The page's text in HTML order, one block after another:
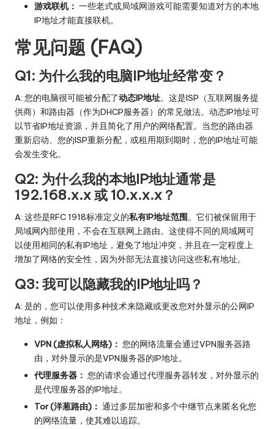
游戏联机： 一些老式或局域网游戏可能需要知道对方的本地
IP地址才能直接联机。
常见问题 (FAQ)
Q1: 为什么我的电脑IP地址经常变？
A: 您的电脑很可能被分配了动态IP地址。这是ISP（互联网服务提
供商）和路由器（作为DHCP服务器）的常见做法。动态IP地址可
以节省IP地址资源，并且简化了用户的网络配置。当您的路由器
重新启动、您的ISP重新分配，或租用期到期时，您的IP地址可能
会发生变化。
Q2: 为什么我的本地IP地址通常是
192.168.x.x 或 10.x.x.x？
A: 这些是RFC 1918标准定义的私有IP地址范围。它们被保留用于
局域网内部使用，不会在互联网上路由。这使得不同的局域网可
以使用相同的私有IP地址，避免了地址冲突，并且在一定程度上
增加了网络的安全性，因为外部无法直接访问这些私有地址。
Q3: 我可以隐藏我的IP地址吗？
A: 是的，您可以使用多种技术来隐藏或更改您对外显示的公网IP
地址，例如：
VPN (虚拟私人网络)： 您的网络流量会通过VPN服务器路
由，对外显示的是VPN服务器的IP地址。
代理服务器： 您的请求会通过代理服务器转发，对外显示的
是代理服务器的IP地址。
Tor (洋葱路由)： 通过多层加密和多个中继节点来匿名化您
的网络流量，使其难以追踪。